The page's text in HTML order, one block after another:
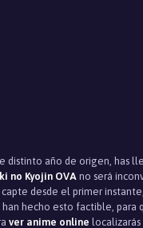
distinto año de origen,
no Kyojin OVA no será
desde el primer
han hecho esto factible, para
ver anime online